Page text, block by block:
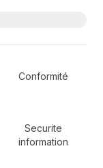
Conformité
Securite
information